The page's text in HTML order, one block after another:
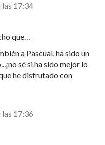
las 17:34
que…
a Pascual, ha sido un
sé si ha sido mejor lo
he disfrutado con
las 17:36